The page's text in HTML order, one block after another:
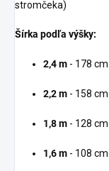
stromčeka)
Šírka podľa výšky:
2,4 m - 178 cm
2,2 m - 158 cm
1,8 m - 128 cm
1,6 m - 108 cm